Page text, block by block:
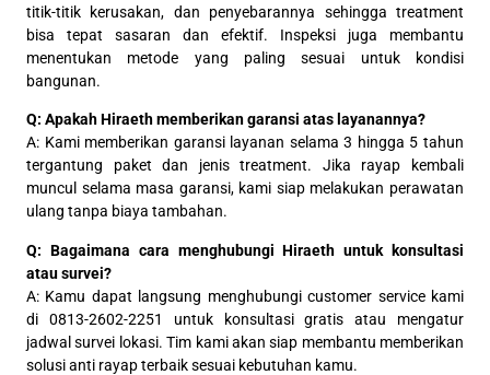
titik-titik kerusakan, dan penyebarannya sehingga treatment
bisa tepat sasaran dan efektif. Inspeksi juga membantu
menentukan metode yang paling sesuai untuk kondisi
bangunan.
Q: Apakah Hiraeth memberikan garansi atas layanannya?
A: Kami memberikan garansi layanan selama 3 hingga 5 tahun
tergantung paket dan jenis treatment. Jika rayap kembali
muncul selama masa garansi, kami siap melakukan perawatan
ulang tanpa biaya tambahan.
Q: Bagaimana cara menghubungi Hiraeth untuk konsultasi
atau survei?
A: Kamu dapat langsung menghubungi customer service kami
di 0813-2602-2251 untuk konsultasi gratis atau mengatur
jadwal survei lokasi. Tim kami akan siap membantu memberikan
solusi anti rayap terbaik sesuai kebutuhan kamu.